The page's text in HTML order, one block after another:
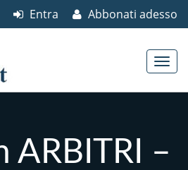
Abbonati adesso
Entra
ARBITRI –